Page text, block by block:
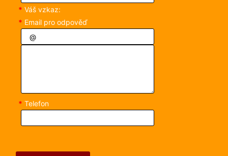
* Váš vzkaz:
* Email pro odpověď
* Telefon